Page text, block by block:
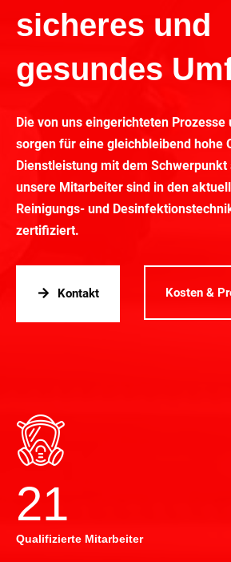
sicheres und
gesundes
Die von uns eingerichteten Prozesse
sorgen für eine gleichbleibend hohe
Dienstleistung mit dem
unsere Mitarbeiter sind in den
Reinigungs- und
zertifiziert.
Kontakt Kosten &
22
Qualifizierte Mitarbeiter